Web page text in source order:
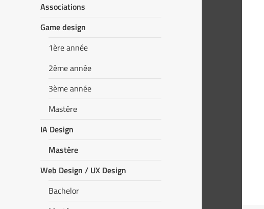
Associations
Game design
1ère année
2ème année
3ème année
Mastère
IA Design
Mastère
Web Design / UX Design
Bachelor